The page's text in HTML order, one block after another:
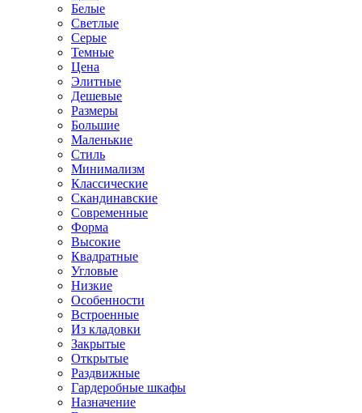
Белые
Светлые
Серые
Темные
Цена
Элитные
Дешевые
Размеры
Большие
Маленькие
Стиль
Минимализм
Классические
Скандинавские
Современные
Форма
Высокие
Квадратные
Угловые
Низкие
Особенности
Встроенные
Из кладовки
Закрытые
Открытые
Раздвижные
Гардеробные шкафы
Назначение